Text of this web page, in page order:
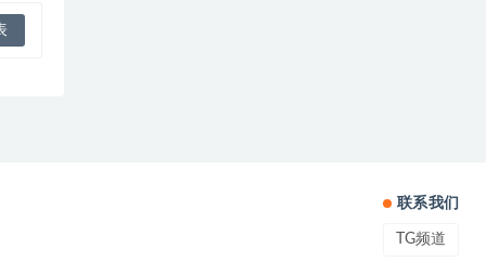
联系我们
TG频道